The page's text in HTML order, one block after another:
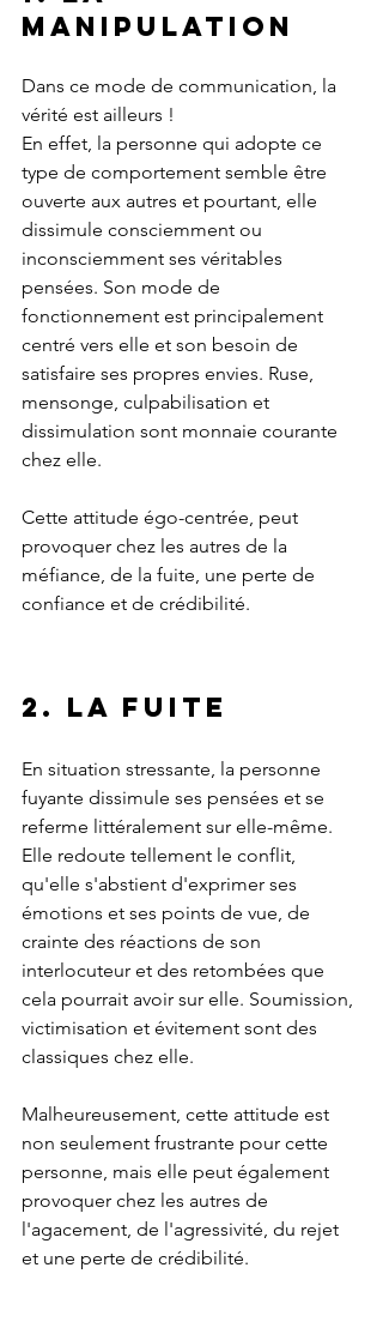
manipulation
Dans ce mode de communication, la
vérité est ailleurs !
En effet, la personne qui adopte ce
type de comportement semble être
ouverte aux autres et pourtant, elle
dissimule consciemment ou
inconsciemment ses véritables
pensées. Son mode de
fonctionnement est principalement
centré vers elle et son besoin de
satisfaire ses propres envies. Ruse,
mensonge, culpabilisation et
dissimulation sont monnaie courante
chez elle.
Cette attitude égo-centrée, peut
provoquer chez les autres de la
méfiance, de la fuite, une perte de
confiance et de crédibilité.
2. La Fuite
En situation stressante, la personne
fuyante dissimule ses pensées et se
referme littéralement sur elle-même.
Elle redoute tellement le conflit,
qu'elle s'abstient d'exprimer ses
émotions et ses points de vue, de
crainte des réactions de son
interlocuteur et des retombées que
cela pourrait avoir sur elle. Soumission,
victimisation et évitement sont des
classiques chez elle.
Malheureusement, cette attitude est
non seulement frustrante pour cette
personne, mais elle peut également
provoquer chez les autres de
l'agacement, de l'agressivité, du rejet
et une perte de crédibilité.